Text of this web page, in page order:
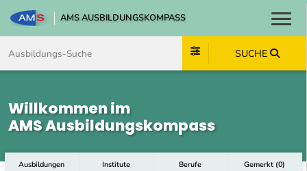
AMS AUSBILDUNGSKOMPASS
SUCHE
Willkommen im
AMS Ausbildungskompass
Ausbildungen Institute Berufe Gemerkt (0)